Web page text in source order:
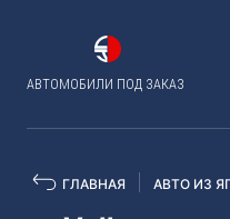
АВТОМОБИЛИ ПОД ЗАКАЗ
ГЛАВНАЯ АВТО ИЗ